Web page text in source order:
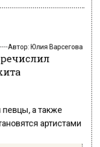
а также
артистами